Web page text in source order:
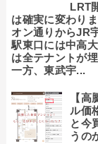
LRT
は確実に変わり
オン通りからJR
駅東口には中高
は全テナントが
一方、東武宇...
【
ル価
と今
うの